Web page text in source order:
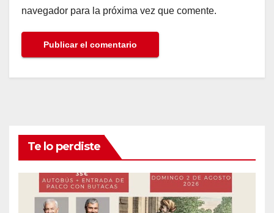
navegador para la próxima vez que comente.
Te lo perdiste